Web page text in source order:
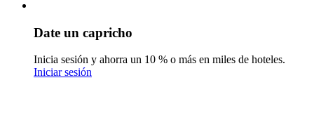
Date un capricho
Inicia sesión y ahorra un 10 % o más en miles de hoteles.
Iniciar sesión